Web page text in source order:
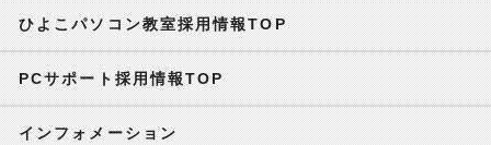
ひよこパソコン教室採用情報TOP
PCサポート採用情報TOP
インフォメーション